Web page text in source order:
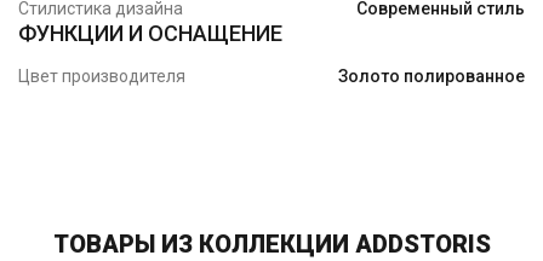
Стилистика дизайна
Современный стиль
ФУНКЦИИ И ОСНАЩЕНИЕ
Цвет производителя Золото полированное
ТОВАРЫ ИЗ КОЛЛЕКЦИИ ADDSTORIS